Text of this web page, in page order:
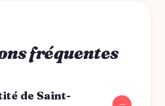
fréquentes
de Saint-